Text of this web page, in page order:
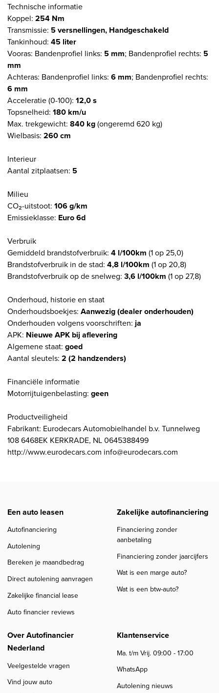
Technische informatie
Koppel: 254 Nm
Transmissie: 5 versnellingen, Handgeschakeld
Tankinhoud: 45 liter
Vooras: Bandenprofiel links: 5 mm; Bandenprofiel rechts: 5
mm
Achteras: Bandenprofiel links: 6 mm; Bandenprofiel rechts:
6 mm
Acceleratie (0-100): 12,0 s
Topsnelheid: 180 km/u
Max. trekgewicht: 840 kg(ongeremd 620 kg)
Wielbasis: 260 cm
Interieur
Aantal zitplaatsen: 5
Milieu
CO₂-uitstoot: 106 g/km
Emissieklasse: Euro 6d
Verbruik
Gemiddeld brandstofverbruik: 4 l/100km (1 op 25,0)
Brandstofverbruik in de stad: 4,8 l/100km (1 op 20,8)
Brandstofverbruik op de snelweg: 3,6 l/100km (1 op 27,8)
Onderhoud, historie en staat
Onderhoudsboekjes: Aanwezig (dealer onderhouden)
Onderhouden volgens voorschriften: ja
APK: Nieuwe APK bij aflevering
Algemene staat: goed
Aantal sleutels: 2 (2 handzenders)
Financiële informatie
Motorrijtuigenbelasting: geen
Productveiligheid
Fabrikant: Eurodecars Automobielhandel b.v. Tunnelweg
108 6468EK KERKRADE, NL 0645388499
http://www.eurodecars.com info@eurodecars.com
Een auto leasen
Autofinanciering
Autolening
Bereken je maandbedrag
Direct autolening aanvragen
Zakelijke financial lease
Auto financier reviews
Zakelijke autofinanciering
Financiering zonder
aanbetaling
Financiering zonder jaarcijfers
Wat is een marge auto?
Wat is een btw-auto?
Over Autofinancier
Nederland
Veelgestelde vragen
Vind jouw auto
Klantenservice
Ma. t/m Vrij. 09:00 - 17:00
WhatsApp
Autolening nieuws